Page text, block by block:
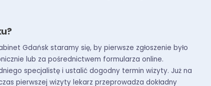
Gdańsk staramy się, by pierwsze zgłoszenie było
lub za pośrednictwem formularza online.
specjalistę i ustalić dogodny termin wizyty. Już na
pierwszej wizyty lekarz przeprowadza dokładny